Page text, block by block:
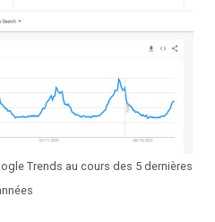
Trends au cours des 5 dernières